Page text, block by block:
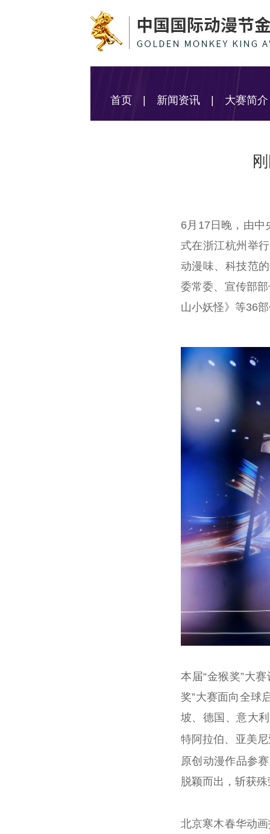
首页 新闻资讯 大赛简介
6月17日晚，由中
式在浙江杭州举
动漫味、科技范
委常委、宣传部
山小妖怪》等36
本届“金猴奖”大
奖”大赛面向全球
坡、德国、意大
特阿拉伯、亚美
原创动漫作品参
脱颖而出，斩获
北京寒木春华动